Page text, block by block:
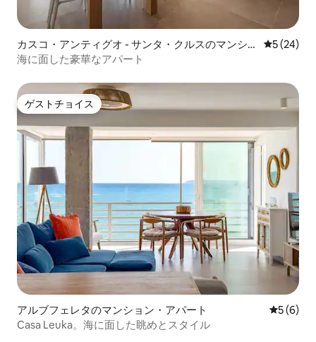
カスコ・アンティグオ - サンタ・クルスのマンショ
ン・アパート
レビュー
5 (24)
海に面した豪華なアパート
ゲストチョイス
ゲストチョイス
アルブフェレタのマンション・アパート レビュー
5 (6)
Casa Leuka。海に面した眺めとスタイル